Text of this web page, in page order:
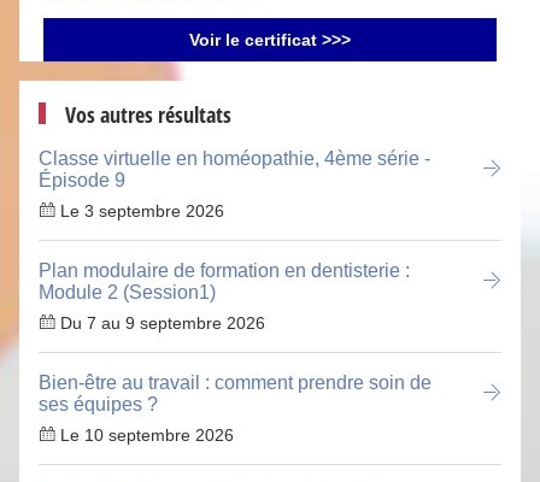
Voir le certificat >>>
Vos autres résultats
Classe virtuelle en homéopathie, 4ème série -
Épisode 9
Le 3 septembre 2026
Plan modulaire de formation en dentisterie :
Module 2 (Session1)
Du 7 au 9 septembre 2026
Bien-être au travail : comment prendre soin de
ses équipes ?
Le 10 septembre 2026